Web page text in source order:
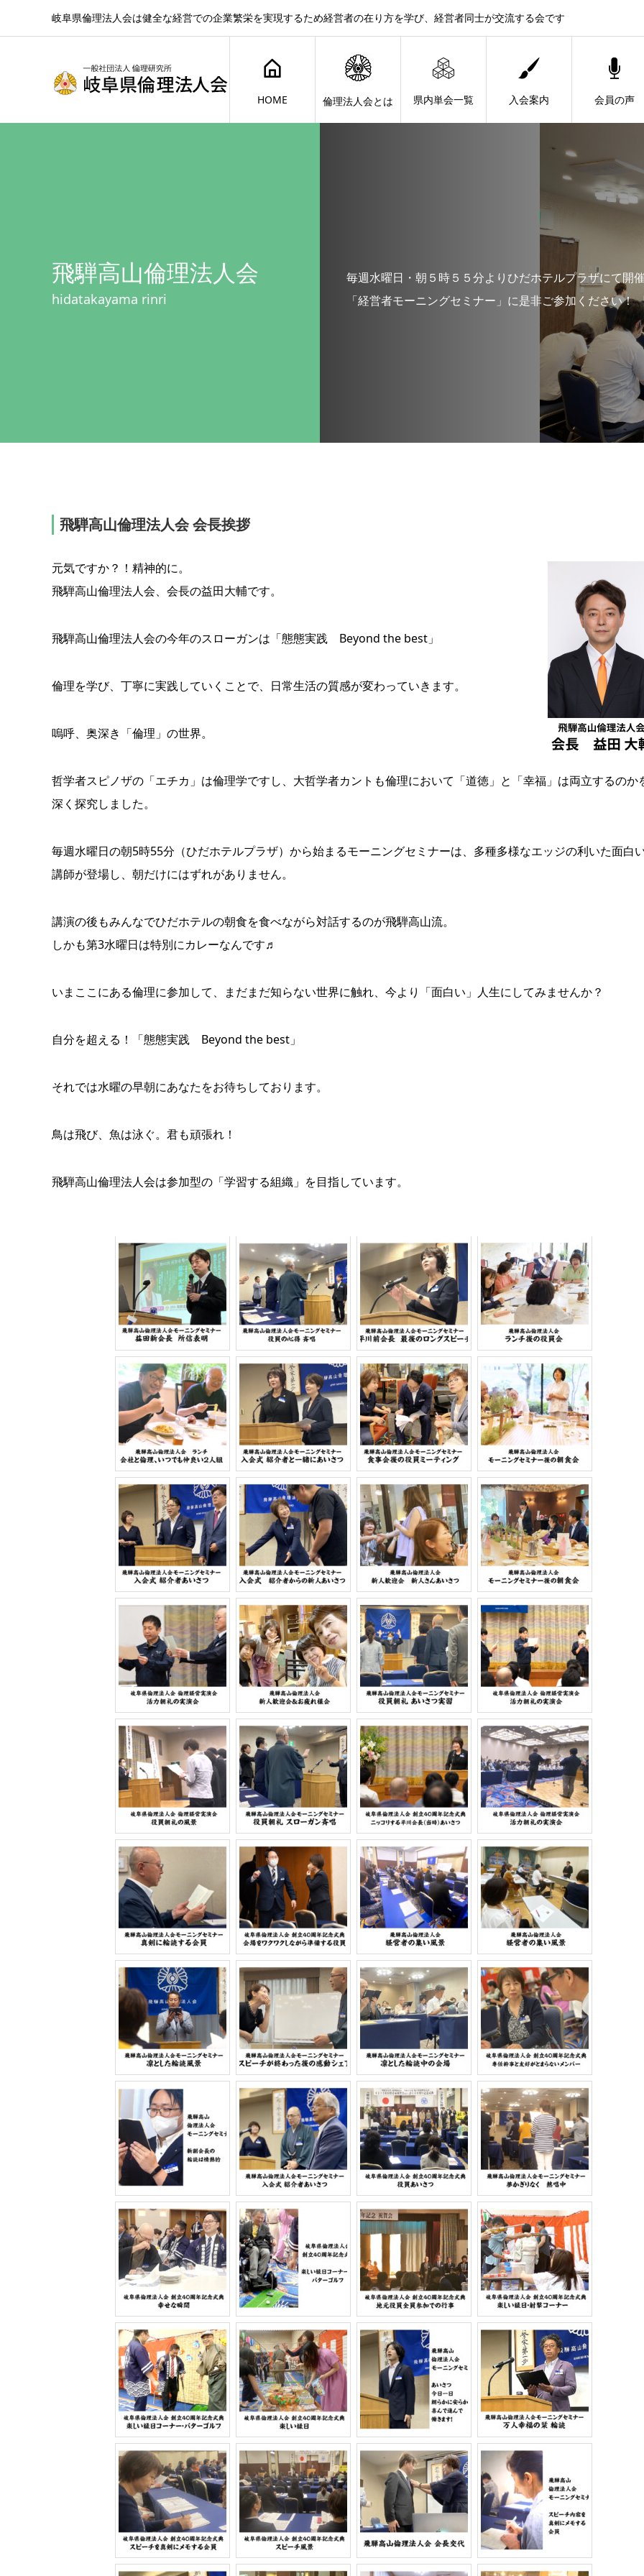
岐阜県倫理法人会は健全な経営での企業繁栄を実現するため経営者の在り方を学び、経営者同士が交流する会です
HOME 倫理法人会とは 県内単会一覧 入会案内 会員の声
飛騨高山倫理法人会
hidatakayama rinri
毎週水曜日・朝５時５５分よりひだホテルプラザにて開
「経営者モーニングセミナー」に是非ご参加ください！
飛騨高山倫理法人会 会長挨拶
元気ですか？！精神的に。
飛騨高山倫理法人会、会長の益田大輔です。
飛騨高山倫理法人会の今年のスローガンは「態態実践 Beyond the best」
倫理を学び、丁寧に実践していくことで、日常生活の質感が変わっていきます。
嗚呼、奥深き「倫理」の世界。
哲学者スピノザの「エチカ」は倫理学ですし、大哲学者カントも倫理において「道徳」と「幸福」は両立するのか
深く探究しました。
毎週水曜日の朝5時55分（ひだホテルプラザ）から始まるモーニングセミナーは、多種多様なエッジの利いた面白
講師が登場し、朝だけにはずれがありません。
講演の後もみんなでひだホテルの朝食を食べながら対話するのが飛騨高山流。
しかも第3水曜日は特別にカレーなんです♬
いまここにある倫理に参加して、まだまだ知らない世界に触れ、今より「面白い」人生にしてみませんか？
自分を超える！「態態実践 Beyond the best」
それでは水曜の早朝にあなたをお待ちしております。
鳥は飛び、魚は泳ぐ。君も頑張れ！
飛騨高山倫理法人会は参加型の「学習する組織」を目指しています。